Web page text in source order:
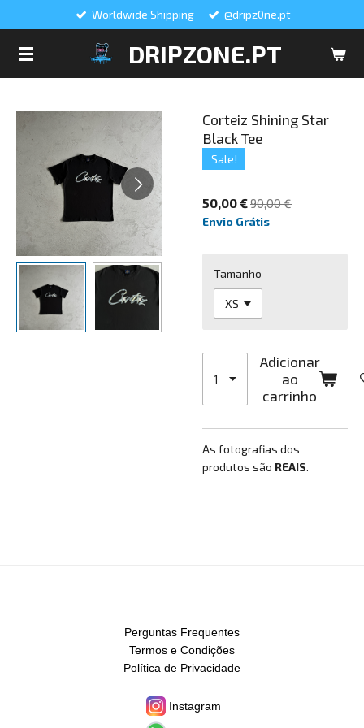
DRIPZONE.PT
Worldwide Shipping @dripz0ne.pt
Corteiz Shining Star
Black Tee
Sale!
50,00 €90,00 €
Envio Grátis
Tamanho
Adicionar
ao
carrinho
As fotografias dos
produtos são REAIS.
Perguntas Frequentes
Termos e Condições
Política de Privacidade
Instagram